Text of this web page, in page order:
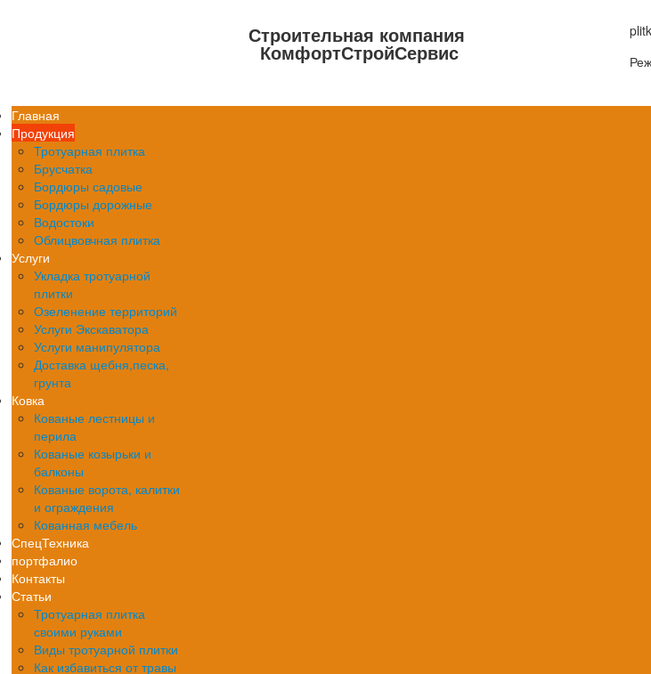
Строительная компания
КомфортСтройСервис
Главная
Продукция
Тротуарная плитка
Брусчатка
Бордюры садовые
Бордюры дорожные
Водостоки
Облицвовчная плитка
Услуги
Укладка тротуарной
плитки
Озеленение территорий
Услуги Экскаватора
Услуги манипулятора
Доставка щебня,песка,
грунта
Ковка
Кованые лестницы и
перила
Кованые козырьки и
балконы
Кованые ворота, калитки
и ограждения
Кованная мебель
СпецТехника
портфалио
Контакты
Статьи
Тротуарная плитка
своими руками
Виды тротуарной плитки
Как избавиться от травы